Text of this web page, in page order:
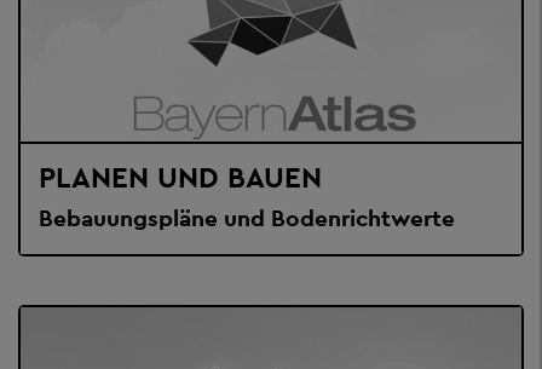
PLANEN UND BAUEN
Bebauungspläne und Bodenrichtwerte